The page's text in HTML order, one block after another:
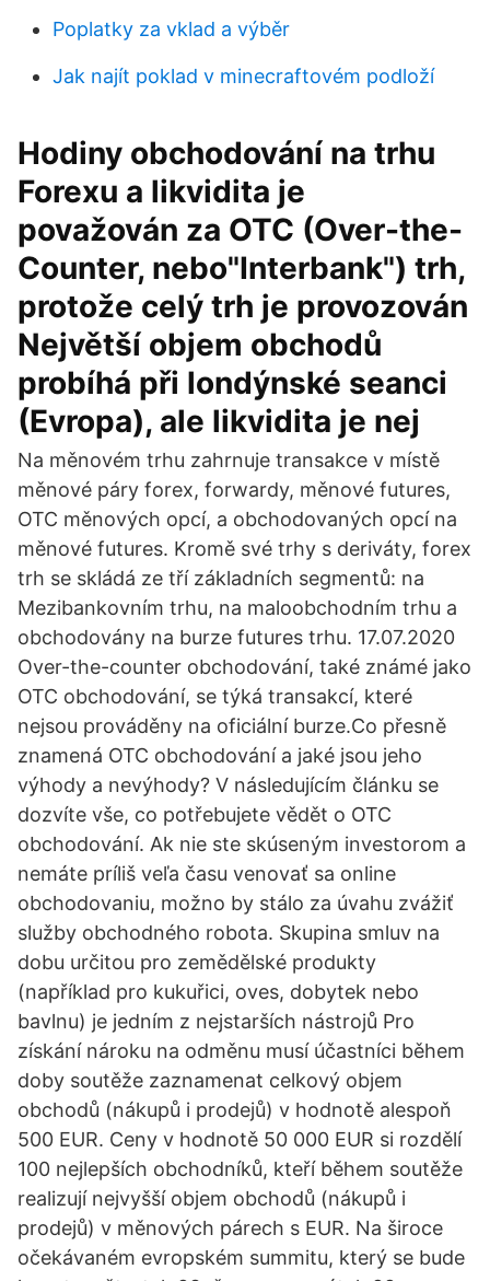
Poplatky za vklad a výběr
Jak najít poklad v minecraftovém podloží
Hodiny obchodování na trhu
Forexu a likvidita je
považován za OTC (Over-the-
Counter, nebo"Interbank") trh,
protože celý trh je provozován
Největší objem obchodů
probíhá při londýnské seanci
(Evropa), ale likvidita je nej
Na měnovém trhu zahrnuje transakce v místě
měnové páry forex, forwardy, měnové futures,
OTC měnových opcí, a obchodovaných opcí na
měnové futures. Kromě své trhy s deriváty, forex
trh se skládá ze tří základních segmentů: na
Mezibankovním trhu, na maloobchodním trhu a
obchodovány na burze futures trhu. 17.07.2020
Over-the-counter obchodování, také známé jako
OTC obchodování, se týká transakcí, které
nejsou prováděny na oficiální burze.Co přesně
znamená OTC obchodování a jaké jsou jeho
výhody a nevýhody? V následujícím článku se
dozvíte vše, co potřebujete vědět o OTC
obchodování. Ak nie ste skúseným investorom a
nemáte príliš veľa času venovať sa online
obchodovaniu, možno by stálo za úvahu zvážiť
služby obchodného robota. Skupina smluv na
dobu určitou pro zemědělské produkty
(například pro kukuřici, oves, dobytek nebo
bavlnu) je jedním z nejstarších nástrojů Pro
získání nároku na odměnu musí účastníci během
doby soutěže zaznamenat celkový objem
obchodů (nákupů i prodejů) v hodnotě alespoň
500 EUR. Ceny v hodnotě 50 000 EUR si rozdělí
100 nejlepších obchodníků, kteří během soutěže
realizují nejvyšší objem obchodů (nákupů i
prodejů) v měnových párech s EUR. Na široce
očekávaném evropském summitu, který se bude